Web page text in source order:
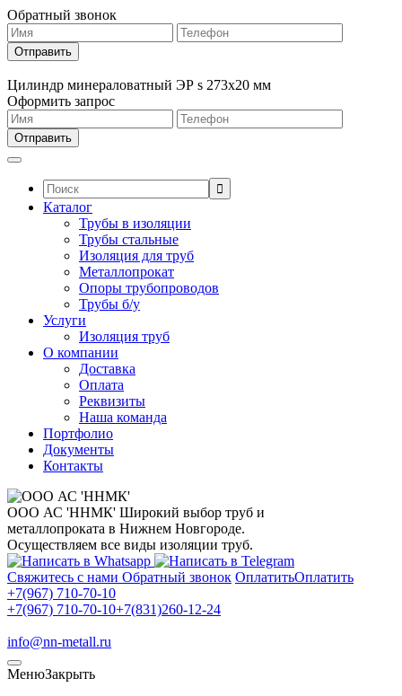
Обратный звонок
Цилиндр минераловатный ЭР s 273х20 мм
Оформить запрос
Поиск:
Каталог
Трубы в изоляции
Трубы стальные
Изоляция для труб
Металлопрокат
Опоры трубопроводов
Трубы б/у
Услуги
Изоляция труб
О компании
Доставка
Оплата
Реквизиты
Наша команда
Портфолио
Документы
Контакты
ООО АС 'ННМК' Широкий выбор труб и
металлопроката в Нижнем Новгороде.
Осуществляем все виды изоляции труб.
Свяжитесь с нами Обратный звонок ОплатитьОплатить
+7(967) 710-70-10
+7(967) 710-70-10+7(831)260-12-24
info@nn-metall.ru
МенюЗакрыть